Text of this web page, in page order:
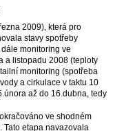
2009), která pro
stavy spotřeby
monitoring ve
a listopadu 2008 (teploty
monitoring (spotřeba
a cirkulace v taktu 10
až do 16.dubna, tedy
ve shodném
Tato etapa navazovala